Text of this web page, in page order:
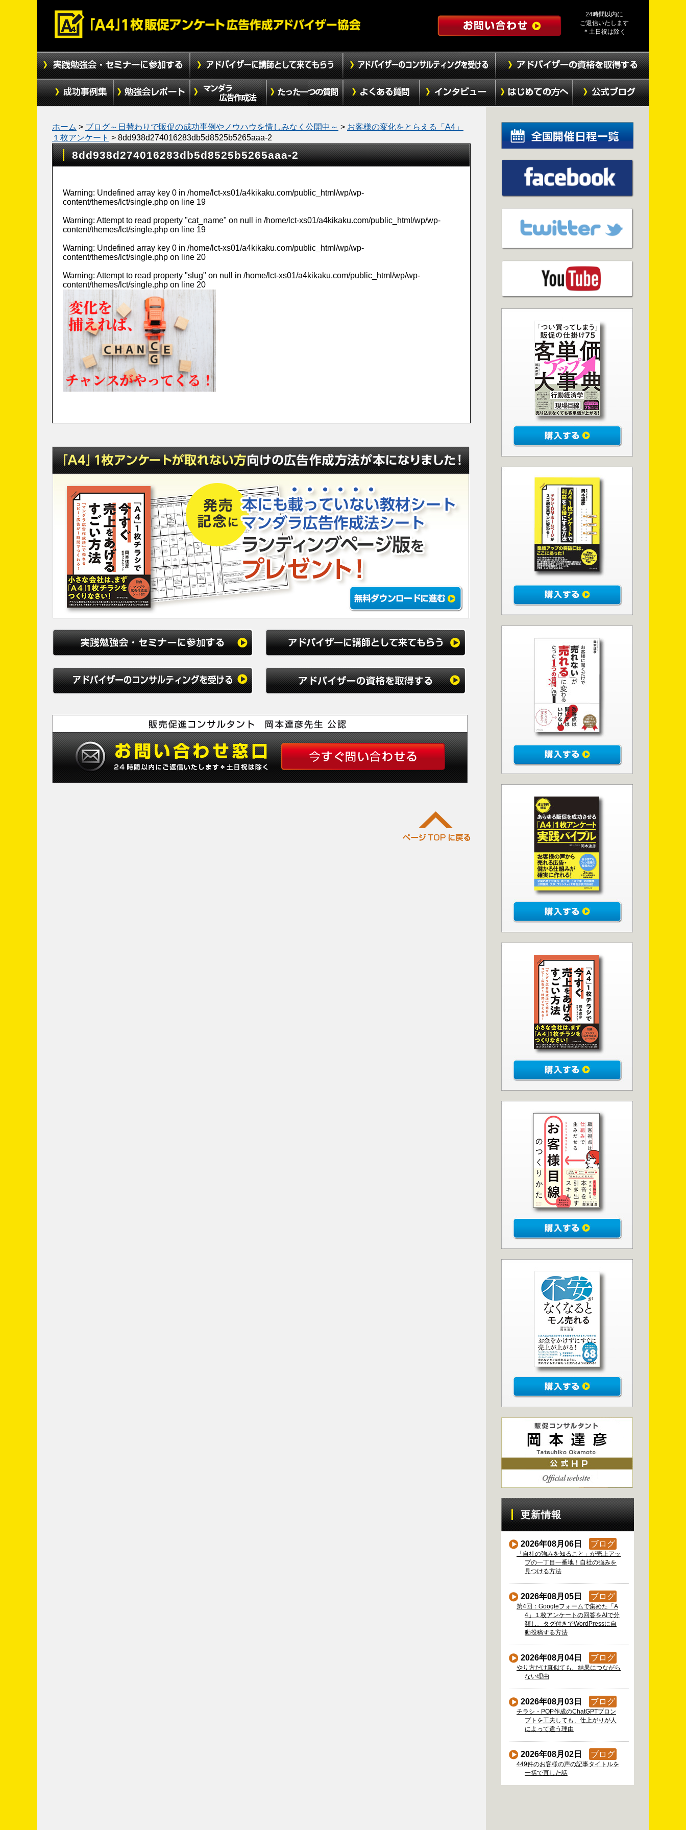
24時間以内に
ご返信いたします
＊土日祝は除く
ホーム > ブログ～日替わりで販促の成功事例やノウハウを惜しみなく公開中～ > お客様の変化をとらえる「A4」
１枚アンケート > 8dd938d274016283db5d8525b5265aaa-2
8dd938d274016283db5d8525b5265aaa-2
Warning: Undefined array key 0 in /home/lct-xs01/a4kikaku.com/public_html/wp/wp-
content/themes/lct/single.php on line 19
Warning: Attempt to read property "cat_name" on null in /home/lct-xs01/a4kikaku.com/public_html/wp/wp-
content/themes/lct/single.php on line 19
Warning: Undefined array key 0 in /home/lct-xs01/a4kikaku.com/public_html/wp/wp-
content/themes/lct/single.php on line 20
Warning: Attempt to read property "slug" on null in /home/lct-xs01/a4kikaku.com/public_html/wp/wp-
content/themes/lct/single.php on line 20
更新情報
2026年08月06日 ブログ
「自社の強みを知ること」が売上アッ
プの一丁目一番地！自社の強みを
見つける方法
2026年08月05日 ブログ
第4回：Googleフォームで集めた「A
4」１枚アンケートの回答をAIで分
類し、タグ付きでWordPressに自
動投稿する方法
2026年08月04日 ブログ
やり方だけ真似ても、結果につながら
ない理由
2026年08月03日 ブログ
チラシ・POP作成のChatGPTプロン
プトを工夫しても、仕上がりが人
によって違う理由
2026年08月02日 ブログ
449件のお客様の声の記事タイトルを
一括で直した話